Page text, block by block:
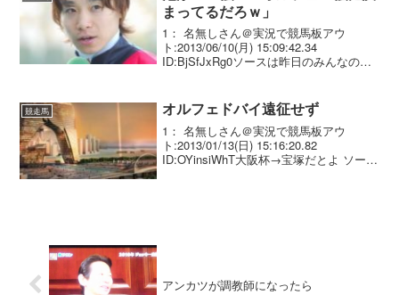
まってるだろｗ」
1： 名無しさん＠実況で競馬板アウ
ト:2013/06/10(月) 15:09:42.34
ID:BjSfJxRg0ソースは昨日のみんなの
競走馬 オルフェドバイ遠征せず
1： 名無しさん＠実況で競馬板アウ
ト:2013/01/13(日) 15:16:20.82
ID:OYinsiWhT大阪杯→宝塚だとよ ソース
アンカツが調教師になったら